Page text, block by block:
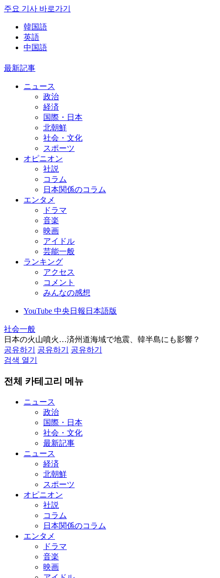
주요 기사 바로가기
韓国語
英語
中国語
最新記事
ニュース
政治
経済
国際・日本
北朝鮮
社会・文化
スポーツ
オピニオン
社説
コラム
日本関係のコラム
エンタメ
ドラマ
音楽
映画
アイドル
芸能一般
ランキング
アクセス
コメント
みんなの感想
YouTube 中央日報日本語版
社会一般
日本の火山噴火…済州道海域で地震、韓半島にも影響？
공유하기
공유하기
공유하기
검색 열기
전체 카테고리 메뉴
ニュース
政治
国際・日本
社会・文化
最新記事
ニュース
経済
北朝鮮
スポーツ
オピニオン
社説
コラム
日本関係のコラム
エンタメ
ドラマ
音楽
映画